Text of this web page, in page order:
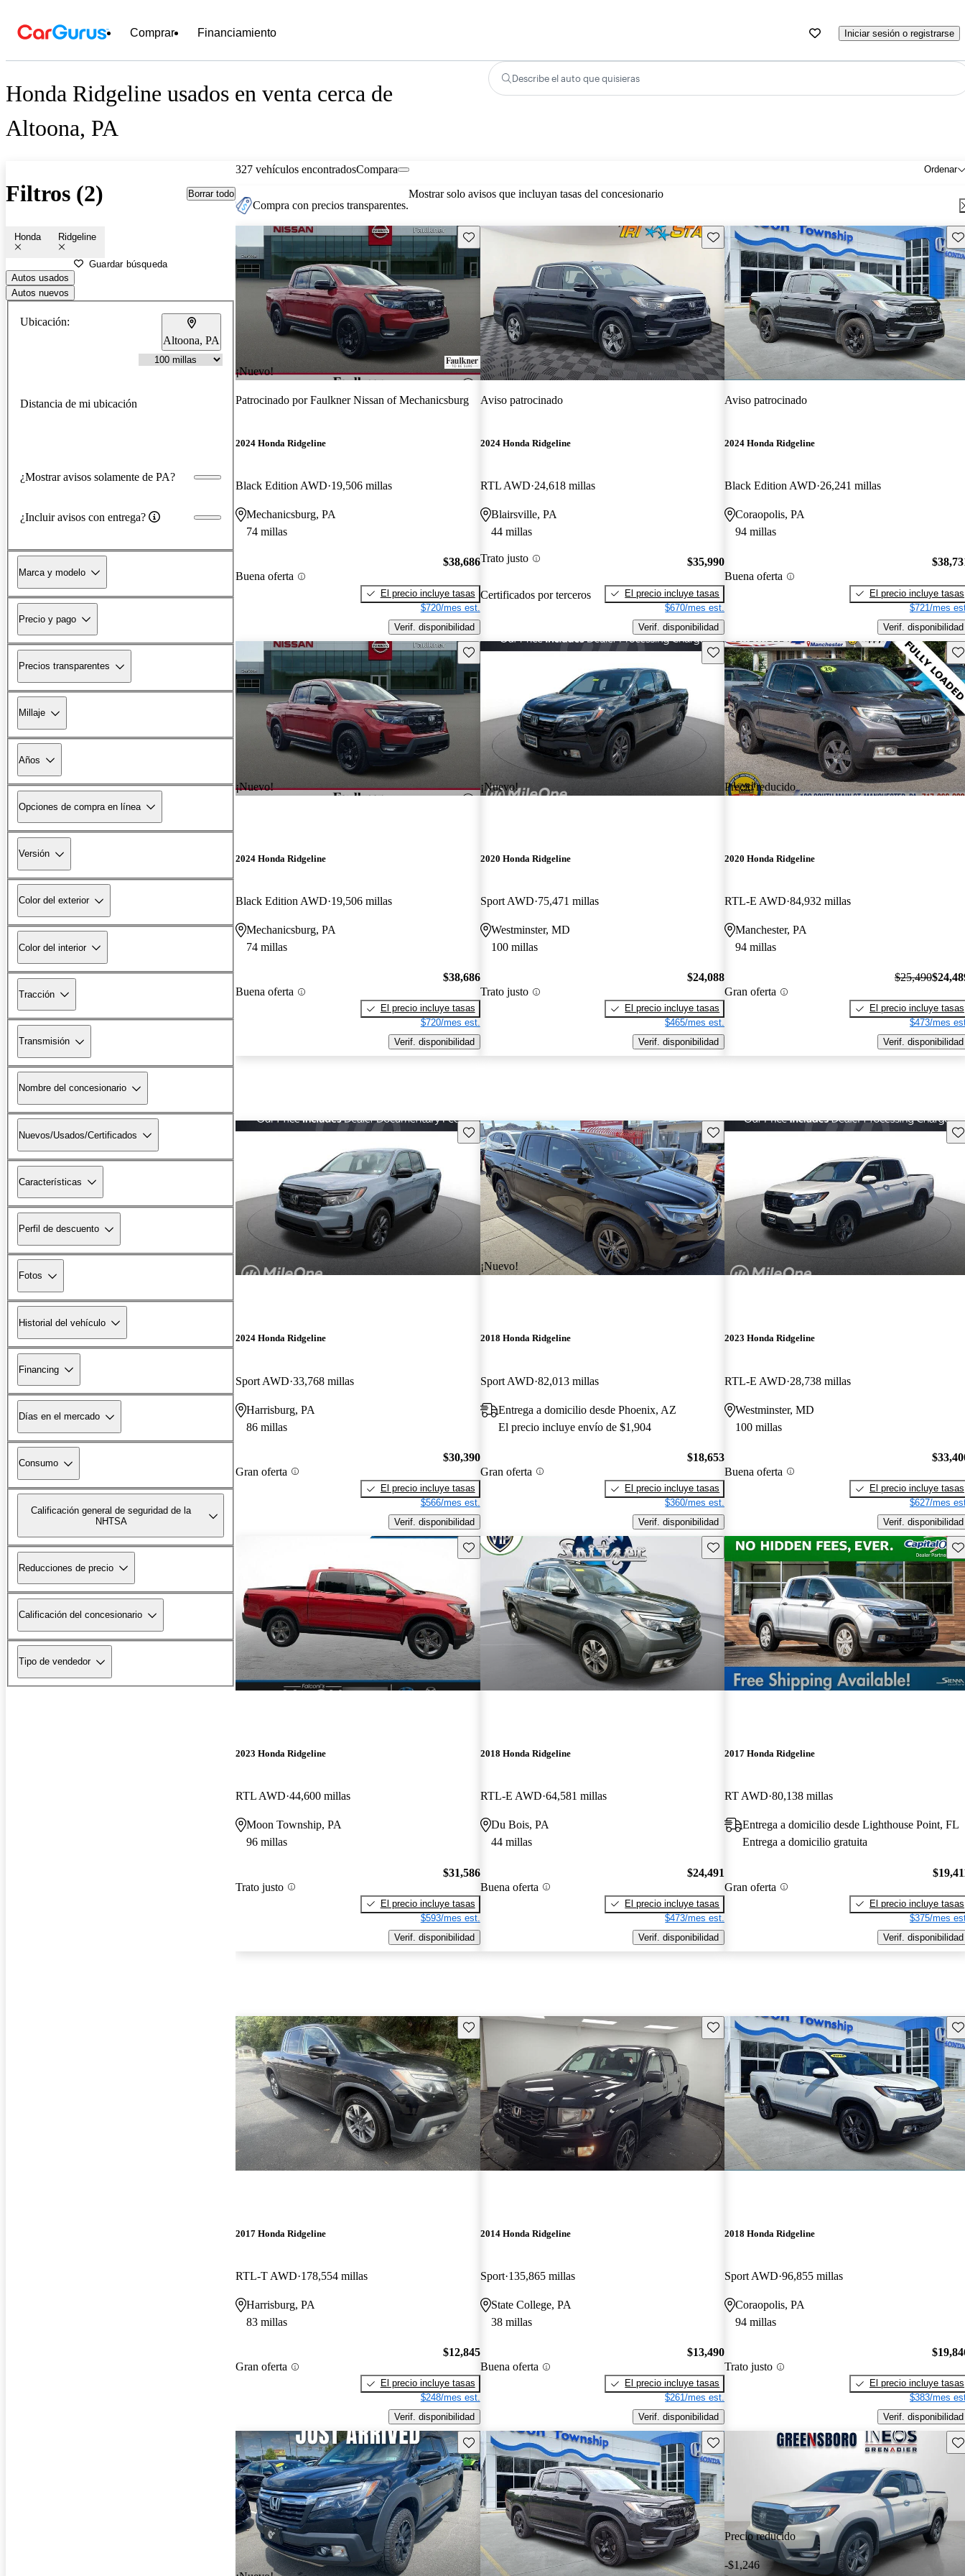
Comprar Financiamiento Iniciar sesión o registrarse
Honda Ridgeline usados en venta cerca de
Altoona, PA
Describe el auto que quisieras
Filtros (2) Borrar todo
Honda Ridgeline
Guardar búsqueda
Autos usados
Autos nuevos
Ubicación:
Altoona, PA
Distancia de mi ubicación
¿Mostrar avisos solamente de PA?
¿Incluir avisos con entrega?
Marca y modelo
Precio y pago
Precios transparentes
Millaje
Años
Opciones de compra en línea
Versión
Color del exterior
Color del interior
Tracción
Transmisión
Nombre del concesionario
Nuevos/Usados/Certificados
Características
Perfil de descuento
Fotos
Historial del vehículo
Financing
Días en el mercado
Consumo
Calificación general de seguridad de la
NHTSA
Reducciones de precio
Calificación del concesionario
Tipo de vendedor
327 vehículos encontrados Ordenar
Compara
Compra con precios transparentes.
Mostrar solo avisos que incluyan tasas del concesionario
¡Nuevo!
Guarda este Aviso
Patrocinado porFaulkner Nissan of Mechanicsburg
2024 Honda Ridgeline
Black Edition AWD 19,506 millas
Mechanicsburg, PA
74 millas
Buena oferta
$38,686
El precio incluye tasas
$720/mes est.
Verif. disponibilidad
Guarda este Aviso
Aviso patrocinado
2024 Honda Ridgeline
RTL AWD 24,618 millas
Blairsville, PA
44 millas
Trato justo
Certificados por terceros
$35,990
El precio incluye tasas
$670/mes est.
Verif. disponibilidad
Aviso patrocinado
2024 Honda Ridgeline
Black Edition AWD 26,241 millas
Coraopolis, PA
94 millas
Buena oferta
El precio incluye tasas
$721/mes
Verif. disponibilidad
¡Nuevo!
Guarda este Aviso
2024 Honda Ridgeline
Black Edition AWD 19,506 millas
Mechanicsburg, PA
74 millas
Buena oferta
$38,686
El precio incluye tasas
$720/mes est.
Verif. disponibilidad
¡Nuevo!
Guarda este Aviso
2020 Honda Ridgeline
Sport AWD 75,471 millas
Westminster, MD
100 millas
Trato justo
$24,088
El precio incluye tasas
$465/mes est.
Verif. disponibilidad
Precio reducido
2020 Honda Ridgeline
RTL-E AWD 84,932 millas
Manchester, PA
94 millas
Gran oferta
$25,490
El precio incluye tasas
$473/mes
Verif. disponibilidad
Guarda este Aviso
2024 Honda Ridgeline
Sport AWD 33,768 millas
Harrisburg, PA
86 millas
Gran oferta
$30,390
El precio incluye tasas
$566/mes est.
Verif. disponibilidad
¡Nuevo!
Guarda este Aviso
2018 Honda Ridgeline
Sport AWD 82,013 millas
Entrega a domicilio desde Phoenix, AZ
El precio incluye envío de $1,904
Gran oferta
$18,653
El precio incluye tasas
$360/mes est.
Verif. disponibilidad
2023 Honda Ridgeline
RTL-E AWD 28,738 millas
Westminster, MD
100 millas
Buena oferta
El precio incluye tasas
$627/mes
Verif. disponibilidad
Guarda este Aviso
2023 Honda Ridgeline
RTL AWD 44,600 millas
Moon Township, PA
96 millas
Trato justo
$31,586
El precio incluye tasas
$593/mes est.
Verif. disponibilidad
Guarda este Aviso
2018 Honda Ridgeline
RTL-E AWD 64,581 millas
Du Bois, PA
44 millas
Buena oferta
$24,491
El precio incluye tasas
$473/mes est.
Verif. disponibilidad
2017 Honda Ridgeline
RT AWD 80,138 millas
Entrega a domicilio desde Lighthouse Point, FL
Entrega a domicilio gratuita
Gran oferta
El precio incluye tasas
$375/mes
Verif. disponibilidad
Guarda este Aviso
2017 Honda Ridgeline
RTL-T AWD 178,554 millas
Harrisburg, PA
83 millas
Gran oferta
$12,845
El precio incluye tasas
$248/mes est.
Verif. disponibilidad
Guarda este Aviso
2014 Honda Ridgeline
Sport 135,865 millas
State College, PA
38 millas
Buena oferta
$13,490
El precio incluye tasas
$261/mes est.
Verif. disponibilidad
2018 Honda Ridgeline
Sport AWD 96,855 millas
Coraopolis, PA
94 millas
Trato justo
El precio incluye tasas
$383/mes
Verif. disponibilidad
Guarda este Aviso Guarda este Aviso
Precio reducido
-$1,246